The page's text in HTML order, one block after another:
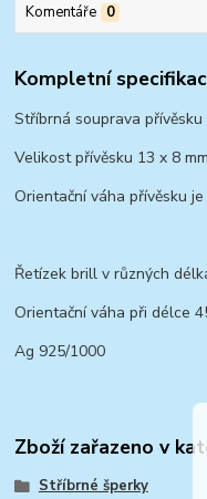
Komentáře 0
Kompletní
Stříbrná souprava
Velikost přívěsku 13 x 8 mm
Orientační váha přívěsku je
Řetízek brill v různých
Orientační váha při délce
Ag 925/1000
Zboží zařazeno v
Stříbrné šperky